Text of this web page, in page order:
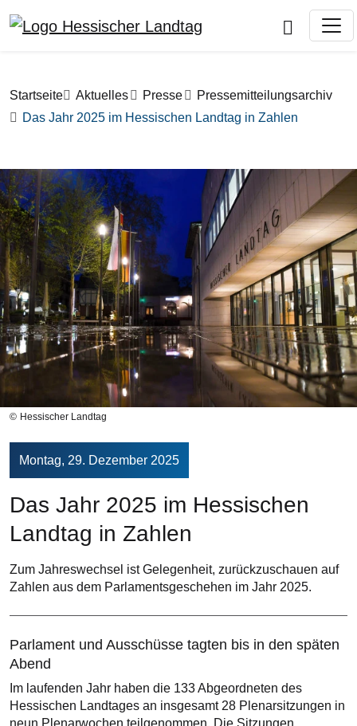
Pfadnavigation
Startseite Aktuelles Presse
Pressemitteilungsarchiv
Das Jahr 2025 im Hessischen Landtag in Zahlen
Bilddatei
Hessischer Landtag
Montag, 29. Dezember 2025
Das Jahr 2025 im Hessischen
Landtag in Zahlen
Zum Jahreswechsel ist Gelegenheit, zurückzuschauen auf
Zahlen aus dem Parlamentsgeschehen im Jahr 2025.
Parlament und Ausschüsse tagten bis in den späten
Abend
Im laufenden Jahr haben die 133 Abgeordneten des
Hessischen Landtages an insgesamt 28 Plenarsitzungen in
neun Plenarwochen teilgenommen. Die Sitzungen